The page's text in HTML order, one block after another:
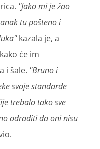
''Jako mi je žao
tu pošteno i
kazala je, a
će im
i šale. ''Bruno i
svoje standarde
trebalo tako sve
odraditi da oni nisu